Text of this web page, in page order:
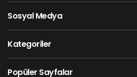
Sosyal Medya
Kategoriler
Popüler Sayfalar